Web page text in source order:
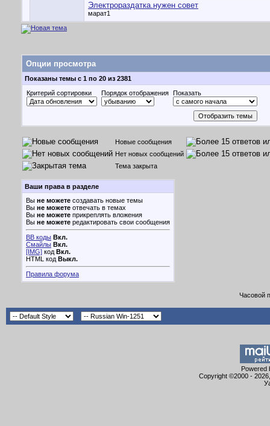
Электрораздатка.нужен совет
марат1
Опции просмотра
Показаны темы с 1 по 20 из 2381
Критерий сортировки
Порядок отображения Показать
Новые сообщения
Нет новых сообщений
Тема закрыта
Ваши права в разделе
Вы не можете создавать новые темы
Вы не можете отвечать в темах
Вы не можете прикреплять вложения
Вы не можете редактировать свои сообщения
BB коды Вкл.
Смайлы Вкл.
[IMG] код Вкл.
HTML код Выкл.
Правила форума
Часовой
Powered
Copyright ©2000 -